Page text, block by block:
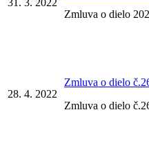
Zmluva o dielo
28. 4. 2022
Zmluva o dielo
Zmluva o dielo